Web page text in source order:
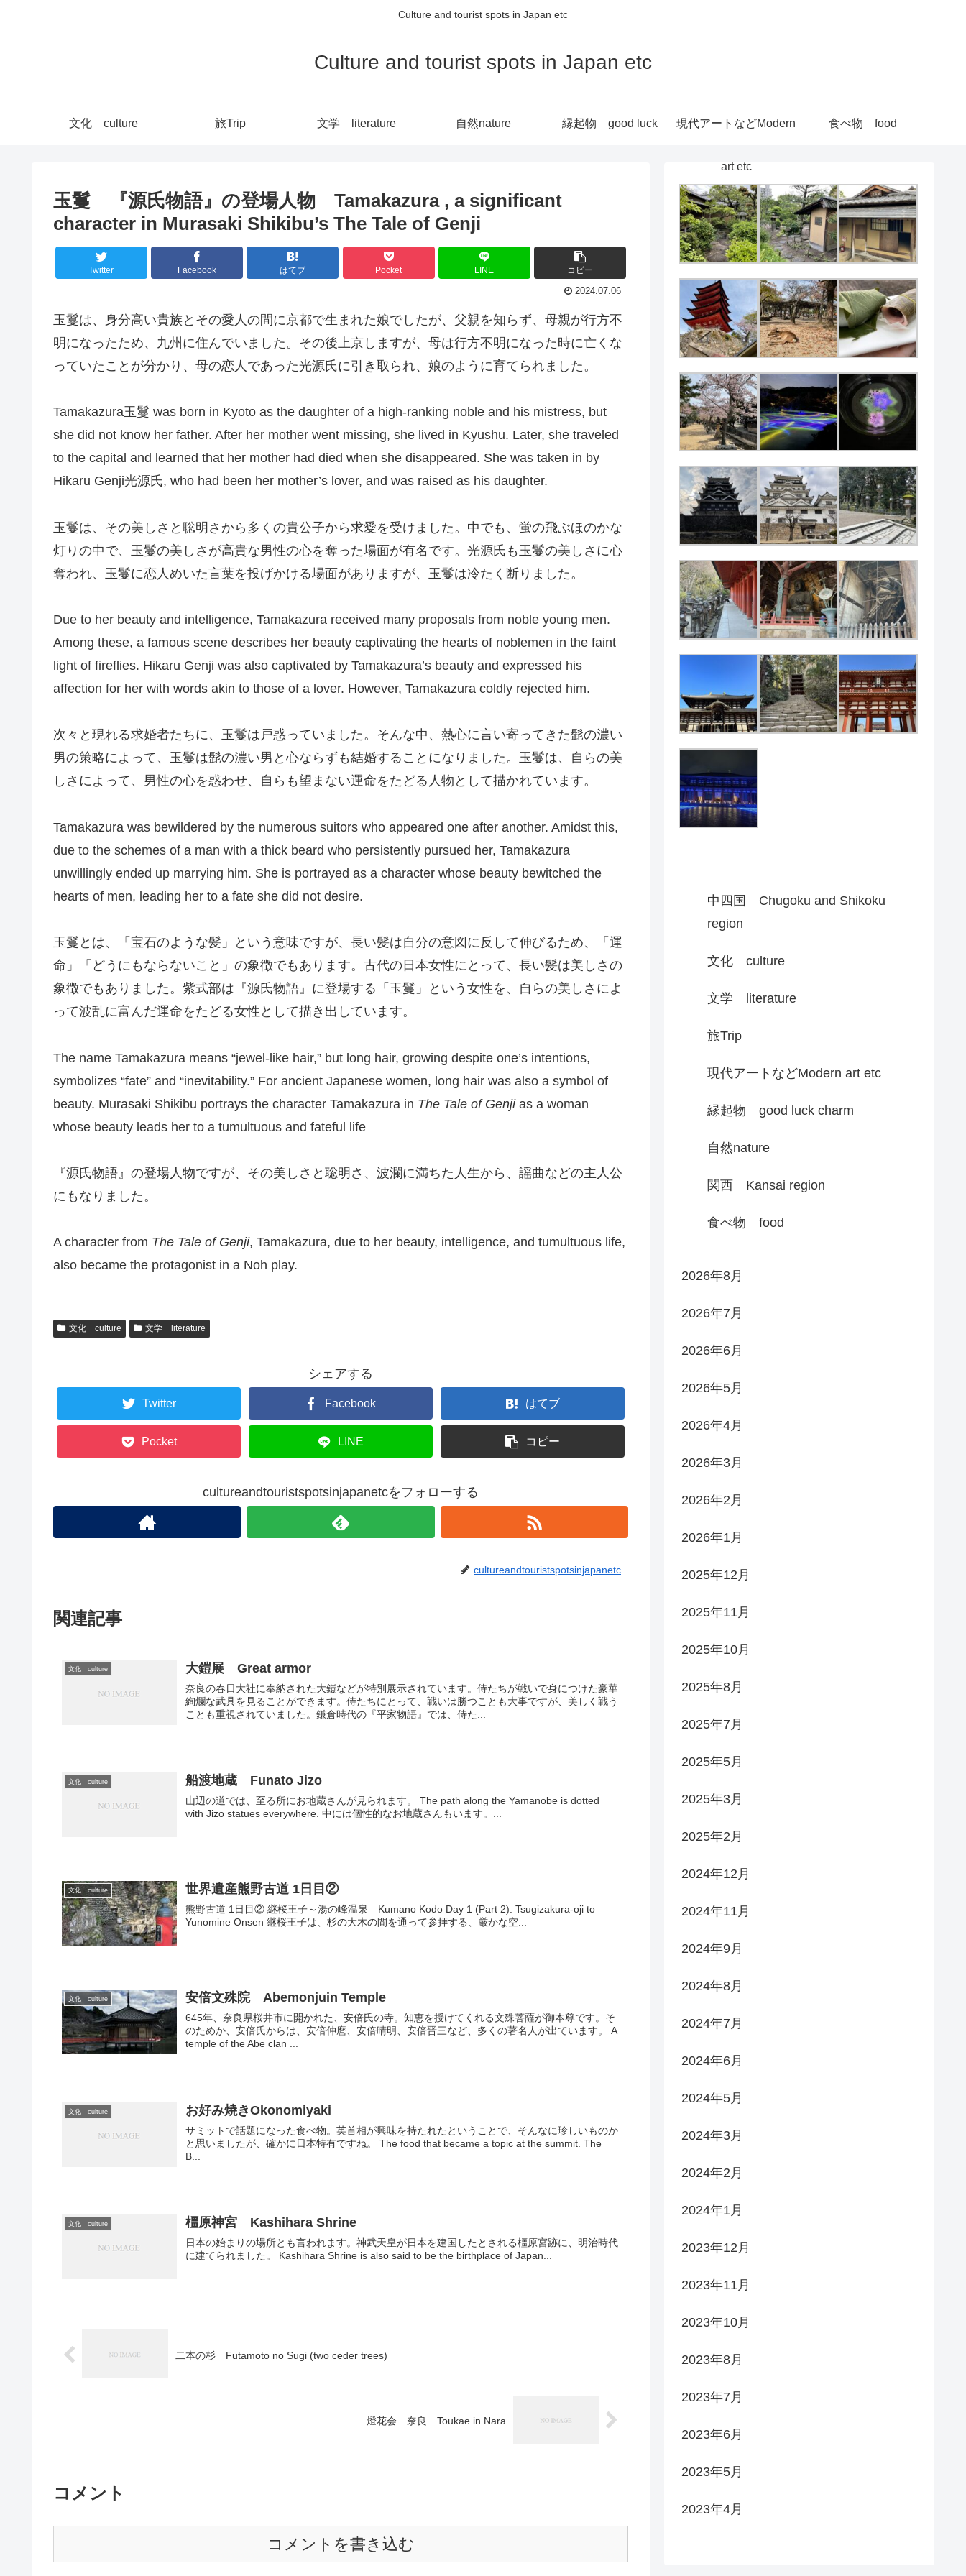
Culture and tourist spots in Japan etc
Culture and tourist spots in Japan etc
文化 culture 旅Trip 文学 literature 自然nature 縁起物 good luck
charm
現代アートなどModern
art etc
食べ物 food
玉鬘 『源氏物語』の登場人物 Tamakazura , a significant
character in Murasaki Shikibu’s The Tale of Genji
Twitter Facebook はてブ Pocket LINE コピー
2024.07.06
玉鬘は、身分高い貴族とその愛人の間に京都で生まれた娘でしたが、父親を知らず、母親が行方不
明になったため、九州に住んでいました。その後上京しますが、母は行方不明になった時に亡くな
っていたことが分かり、母の恋人であった光源氏に引き取られ、娘のように育てられました。
Tamakazura玉鬘 was born in Kyoto as the daughter of a high-ranking noble and his mistress, but
she did not know her father. After her mother went missing, she lived in Kyushu. Later, she traveled
to the capital and learned that her mother had died when she disappeared. She was taken in by
Hikaru Genji光源氏, who had been her mother’s lover, and was raised as his daughter.
玉鬘は、その美しさと聡明さから多くの貴公子から求愛を受けました。中でも、蛍の飛ぶほのかな
灯りの中で、玉鬘の美しさが高貴な男性の心を奪った場面が有名です。光源氏も玉鬘の美しさに心
奪われ、玉鬘に恋人めいた言葉を投げかける場面がありますが、玉鬘は冷たく断りました。
Due to her beauty and intelligence, Tamakazura received many proposals from noble young men.
Among these, a famous scene describes her beauty captivating the hearts of noblemen in the faint
light of fireflies. Hikaru Genji was also captivated by Tamakazura’s beauty and expressed his
affection for her with words akin to those of a lover. However, Tamakazura coldly rejected him.
次々と現れる求婚者たちに、玉鬘は戸惑っていました。そんな中、熱心に言い寄ってきた髭の濃い
男の策略によって、玉鬘は髭の濃い男と心ならずも結婚することになりました。玉鬘は、自らの美
しさによって、男性の心を惑わせ、自らも望まない運命をたどる人物として描かれています。
Tamakazura was bewildered by the numerous suitors who appeared one after another. Amidst this,
due to the schemes of a man with a thick beard who persistently pursued her, Tamakazura
unwillingly ended up marrying him. She is portrayed as a character whose beauty bewitched the
hearts of men, leading her to a fate she did not desire.
玉鬘とは、「宝石のような髪」という意味ですが、長い髪は自分の意図に反して伸びるため、「運
命」「どうにもならないこと」の象徴でもあります。古代の日本女性にとって、長い髪は美しさの
象徴でもありました。紫式部は『源氏物語』に登場する「玉鬘」という女性を、自らの美しさによ
って波乱に富んだ運命をたどる女性として描き出しています。
The name Tamakazura means “jewel-like hair,” but long hair, growing despite one’s intentions,
symbolizes “fate” and “inevitability.” For ancient Japanese women, long hair was also a symbol of
beauty. Murasaki Shikibu portrays the character Tamakazura in The Tale of Genjias a woman
whose beauty leads her to a tumultuous and fateful life
『源氏物語』の登場人物ですが、その美しさと聡明さ、波瀾に満ちた人生から、謡曲などの主人公
にもなりました。
A character from The Tale of Genji, Tamakazura, due to her beauty, intelligence, and tumultuous life,
also became the protagonist in a Noh play.
文化 culture 文学 literature
シェアする
Twitter Facebook はてブ
Pocket LINE コピー
cultureandtouristspotsinjapanetcをフォローする
cultureandtouristspotsinjapanetc
関連記事
文化 culture 大鎧展 Great armor
奈良の春日大社に奉納された大鎧などが特別展示されています。侍たちが戦いで身につけた豪華
絢爛な武具を見ることができます。侍たちにとって、戦いは勝つことも大事ですが、美しく戦う
ことも重視されていました。鎌倉時代の『平家物語』では、侍た...
文化 culture 船渡地蔵 Funato Jizo
山辺の道では、至る所にお地蔵さんが見られます。 The path along the Yamanobe is dotted
with Jizo statues everywhere. 中には個性的なお地蔵さんもいます。...
文化 culture 世界遺産熊野古道 1日目②
熊野古道 1日目② 継桜王子～湯の峰温泉 Kumano Kodo Day 1 (Part 2): Tsugizakura-oji to
Yunomine Onsen 継桜王子は、杉の大木の間を通って参拝する、厳かな空...
文化 culture 安倍文殊院 Abemonjuin Temple
645年、奈良県桜井市に開かれた、安倍氏の寺。知恵を授けてくれる文殊菩薩が御本尊です。そ
のためか、安倍氏からは、安倍仲麿、安倍晴明、安倍晋三など、多くの著名人が出ています。 A
temple of the Abe clan ...
文化 culture お好み焼きOkonomiyaki
サミットで話題になった食べ物。英首相が興味を持たれたということで、そんなに珍しいものか
と思いましたが、確かに日本特有ですね。 The food that became a topic at the summit. The
B...
文化 culture 橿原神宮 Kashihara Shrine
日本の始まりの場所とも言われます。神武天皇が日本を建国したとされる橿原宮跡に、明治時代
に建てられました。 Kashihara Shrine is also said to be the birthplace of Japan...
二本の杉 Futamoto no Sugi (two ceder trees)
燈花会 奈良 Toukae in Nara
コメント
コメントを書き込む
中四国 Chugoku and Shikoku
region
文化 culture
文学 literature
旅Trip
現代アートなどModern art etc
縁起物 good luck charm
自然nature
関西 Kansai region
食べ物 food
2026年8月
2026年7月
2026年6月
2026年5月
2026年4月
2026年3月
2026年2月
2026年1月
2025年12月
2025年11月
2025年10月
2025年8月
2025年7月
2025年5月
2025年3月
2025年2月
2024年12月
2024年11月
2024年9月
2024年8月
2024年7月
2024年6月
2024年5月
2024年3月
2024年2月
2024年1月
2023年12月
2023年11月
2023年10月
2023年8月
2023年7月
2023年6月
2023年5月
2023年4月